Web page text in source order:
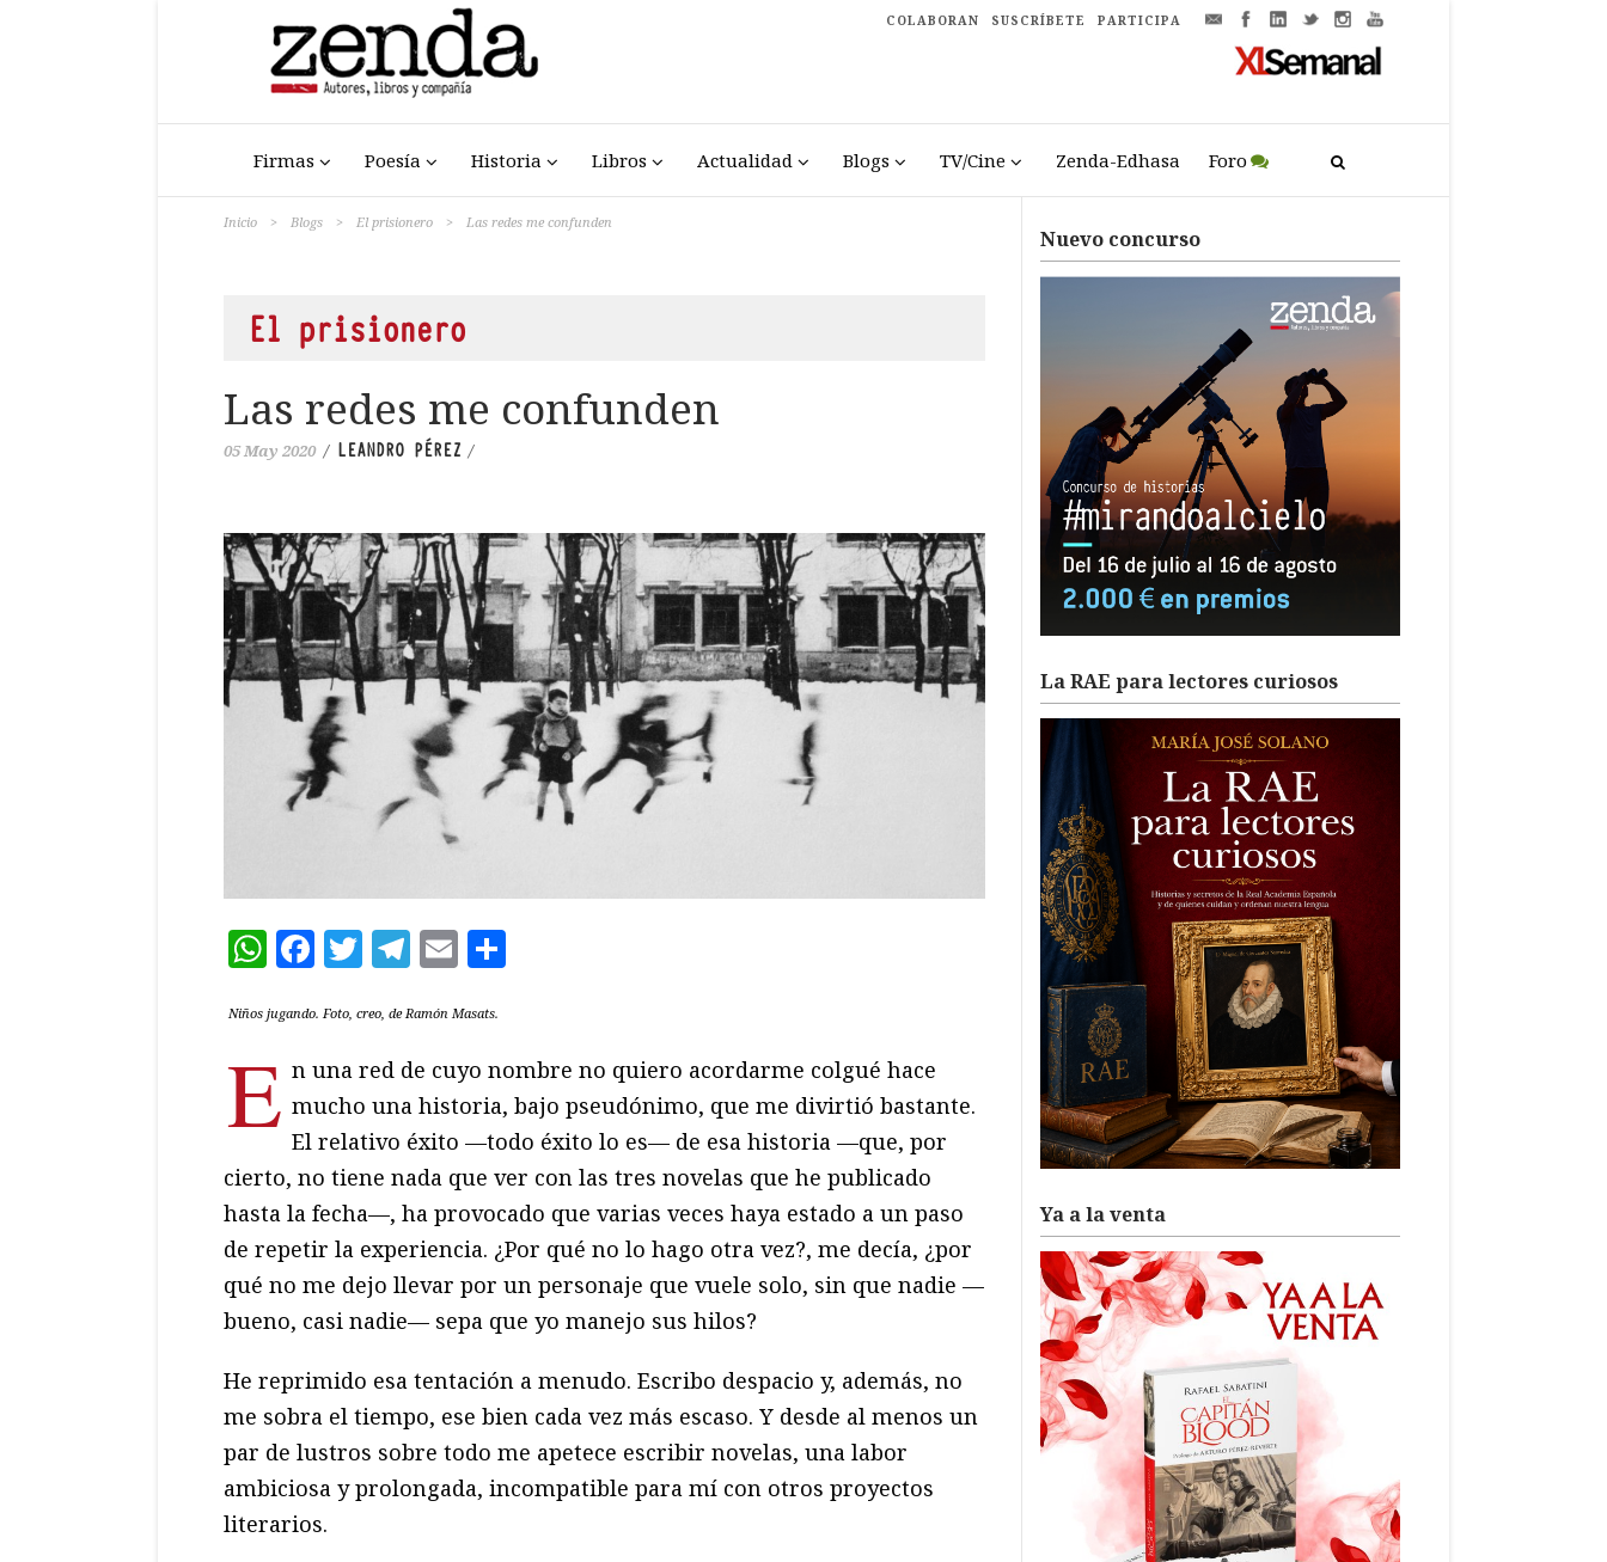
COLABORAN SUSCRÍBETE PARTICIPA
Firmas Poesía Historia Libros Actualidad Blogs TV/Cine Zenda-Edhasa Foro
Inicio > Blogs > El prisionero > Las redes me confunden
El prisionero
Las redes me confunden
05 May 2020 / LEANDRO PÉREZ /
WhatsApp
Facebook
Twitter
Telegram
Email
Niños jugando. Foto, creo, de Ramón Masats.
E n una red de cuyo nombre no quiero acordarme colgué hace
mucho una historia, bajo pseudónimo, que me divirtió bastante.
El relativo éxito —todo éxito lo es— de esa historia —que, por
cierto, no tiene nada que ver con las tres novelas que he publicado
hasta la fecha—, ha provocado que varias veces haya estado a un paso
de repetir la experiencia. ¿Por qué no lo hago otra vez?, me decía, ¿por
qué no me dejo llevar por un personaje que vuele solo, sin que nadie —
bueno, casi nadie— sepa que yo manejo sus hilos?
He reprimido esa tentación a menudo. Escribo despacio y, además, no
me sobra el tiempo, ese bien cada vez más escaso. Y desde al menos un
par de lustros sobre todo me apetece escribir novelas, una labor
ambiciosa y prolongada, incompatible para mí con otros proyectos
literarios.
Nuevo concurso
La RAE para lectores curiosos
Ya a la venta